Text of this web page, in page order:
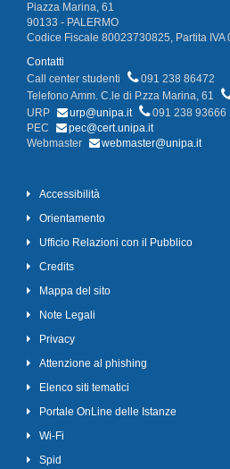
Piazza Marina, 61
90133 - PALERMO
Codice Fiscale 80023730825, Partita IVA
Contatti
Call center studenti
091 238 86472
Telefono Amm. C.le di P.zza Marina, 61
URP
urp@unipa.it
091 238 93666
PEC
pec@cert.unipa.it
Webmaster
webmaster@unipa.it
Accessibilità
Orientamento
Ufficio Relazioni con il Pubblico
Credits
Mappa del sito
Note Legali
Privacy
Attenzione al phishing
Elenco siti tematici
Portale OnLine delle Istanze
Wi-Fi
Spid